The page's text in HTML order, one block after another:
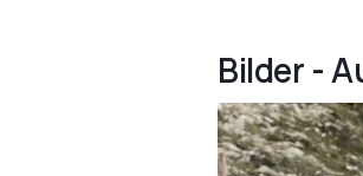
Bilder -